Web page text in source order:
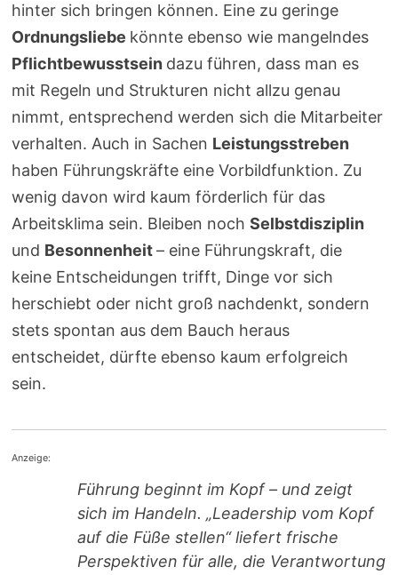
hinter sich bringen können. Eine zu geringe
Ordnungsliebe könnte ebenso wie mangelndes
Pflichtbewusstsein dazu führen, dass man es
mit Regeln und Strukturen nicht allzu genau
nimmt, entsprechend werden sich die Mitarbeiter
verhalten. Auch in Sachen Leistungsstreben
haben Führungskräfte eine Vorbildfunktion. Zu
wenig davon wird kaum förderlich für das
Arbeitsklima sein. Bleiben nochSelbstdisziplin
und Besonnenheit– eine Führungskraft, die
keine Entscheidungen trifft, Dinge vor sich
herschiebt oder nicht groß nachdenkt, sondern
stets spontan aus dem Bauch heraus
entscheidet, dürfte ebenso kaum erfolgreich
sein.
Anzeige:
Führung beginnt im Kopf – und zeigt
sich im Handeln. „Leadership vom Kopf
auf die Füße stellen“ liefert frische
Perspektiven für alle, die Verantwortung